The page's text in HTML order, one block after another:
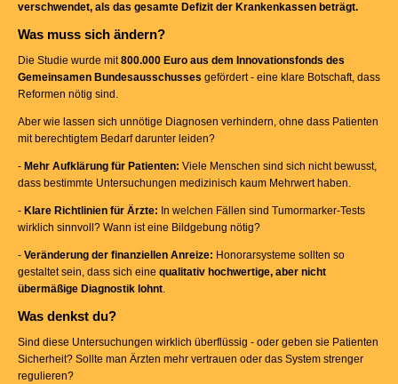
verschwendet, als das gesamte Defizit der Krankenkassen beträgt.
Was muss sich ändern?
Die Studie wurde mit800.000 Euro aus dem Innovationsfonds des
Gemeinsamen Bundesausschusses gefördert - eine klare Botschaft, dass
Reformen nötig sind.
Aber wie lassen sich unnötige Diagnosen verhindern, ohne dass Patienten
mit berechtigtem Bedarf darunter leiden?
- Mehr Aufklärung für Patienten: Viele Menschen sind sich nicht bewusst,
dass bestimmte Untersuchungen medizinisch kaum Mehrwert haben.
- Klare Richtlinien für Ärzte: In welchen Fällen sind Tumormarker-Tests
wirklich sinnvoll? Wann ist eine Bildgebung nötig?
- Veränderung der finanziellen Anreize: Honorarsysteme sollten so
gestaltet sein, dass sich eine qualitativ hochwertige, aber nicht
übermäßige Diagnostik lohnt.
Was denkst du?
Sind diese Untersuchungen wirklich überflüssig - oder geben sie Patienten
Sicherheit? Sollte man Ärzten mehr vertrauen oder das System strenger
regulieren?